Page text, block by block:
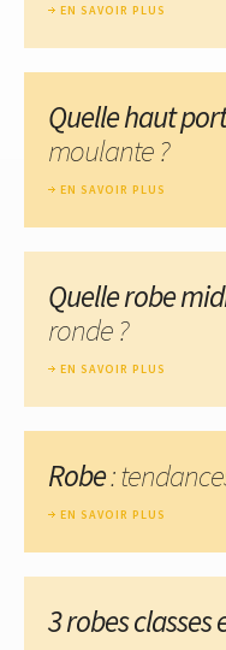
EN SAVOIR PLUS
Quelle haut
moulante ?
EN SAVOIR PLUS
Quelle robe
ronde ?
EN SAVOIR PLUS
Robe:
EN SAVOIR PLUS
3 robes classes